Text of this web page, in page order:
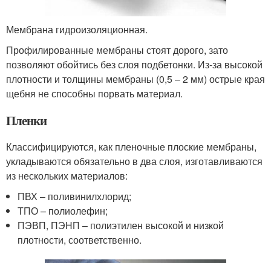
Мембрана гидроизоляционная.
Профилированные мембраны стоят дорого, зато
позволяют обойтись без слоя подбетонки. Из-за высокой
плотности и толщины мембраны (0,5 – 2 мм) острые края
щебня не способны порвать материал.
Пленки
Классифицируются, как пленочные плоские мембраны,
укладываются обязательно в два слоя, изготавливаются
из нескольких материалов:
ПВХ – поливинилхлорид;
ТПО – полиолефин;
ПЭВП, ПЭНП – полиэтилен высокой и низкой
плотности, соответственно.